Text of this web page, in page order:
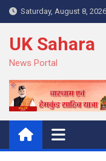
Skip
to
content
Saturday, August 8, 2026
UK Sahara
News Portal